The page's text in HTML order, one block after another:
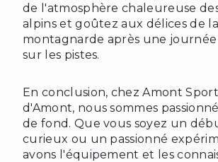
de l'atmosphère chaleureuse
alpins et goûtez aux délices de
montagnarde après une
sur les pistes.
En conclusion, chez Amont Sport
d'Amont, nous sommes
de fond. Que vous soyez un
curieux ou un passionné
avons l'équipement et les